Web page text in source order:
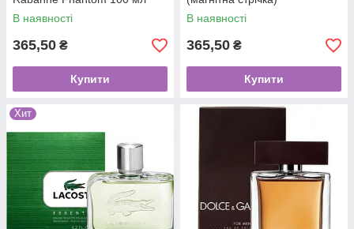
В наявності
365,50 ₴
Купити
В наявності
365,50 ₴
Купити
Хит